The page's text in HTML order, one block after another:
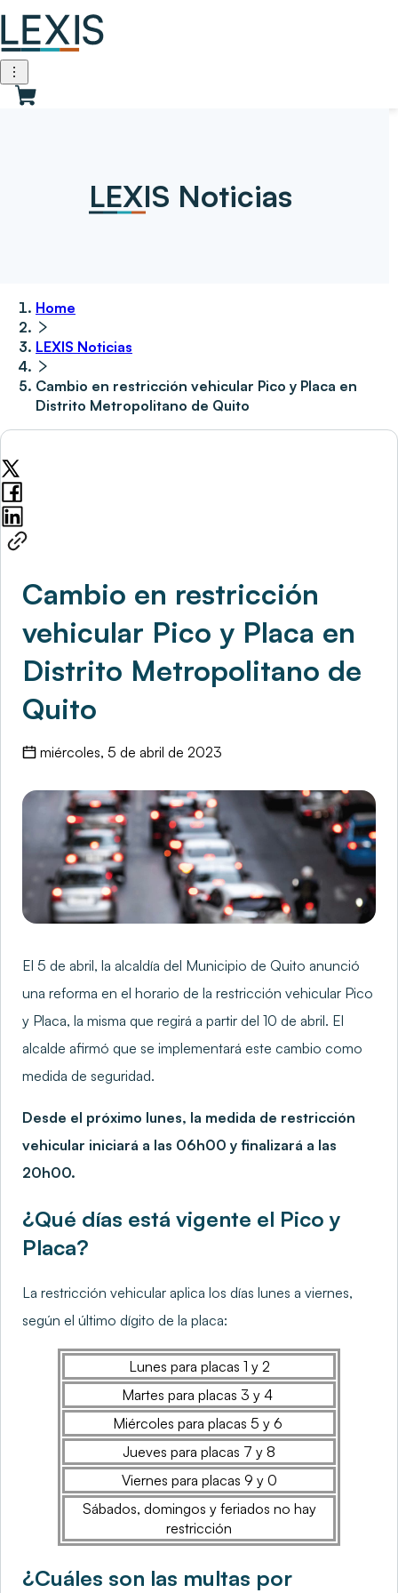
LEXIS Noticias
Home
LEXIS Noticias
Cambio en restricción vehicular Pico y Placa en
Distrito Metropolitano de Quito
Cambio en restricción
vehicular Pico y Placa en
Distrito Metropolitano de
Quito
miércoles, 5 de abril de 2023
El 5 de abril, la alcaldía del Municipio de Quito anunció
una reforma en el horario de la restricción vehicular Pico
y Placa, la misma que regirá a partir del 10 de abril. El
alcalde afirmó que se implementará este cambio como
medida de seguridad.
Desde el próximo lunes, la medida de restricción
vehicular iniciará a las 06h00 y finalizará a las
20h00.
¿Qué días está vigente el Pico y
Placa?
La restricción vehicular aplica los días lunes a viernes,
según el último dígito de la placa:
Lunes para placas 1 y 2
Martes para placas 3 y 4
Miércoles para placas 5 y 6
Jueves para placas 7 y 8
Viernes para placas 9 y 0
Sábados, domingos y feriados no hay
restricción
¿Cuáles son las multas por